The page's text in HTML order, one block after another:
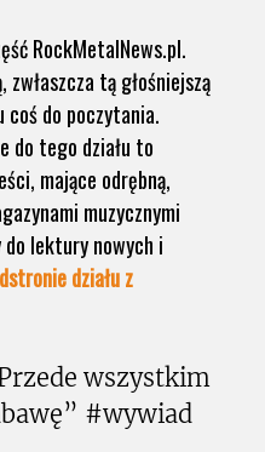
RockMetalNews.pl.
tą głośniejszą
coś do poczytania.
do tego działu to
mające odrębną,
muzycznymi
lektury nowych i
działu z